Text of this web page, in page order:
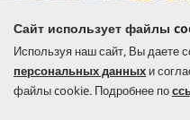
Сайт использует файлы
Используя наш сайт, Вы даете
персональных данных и
файлы cookie. Подробнее по
© 2026 Керхер Украина |
представительство немецкого